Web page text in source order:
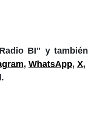
BI" y también
, WhatsApp, X,